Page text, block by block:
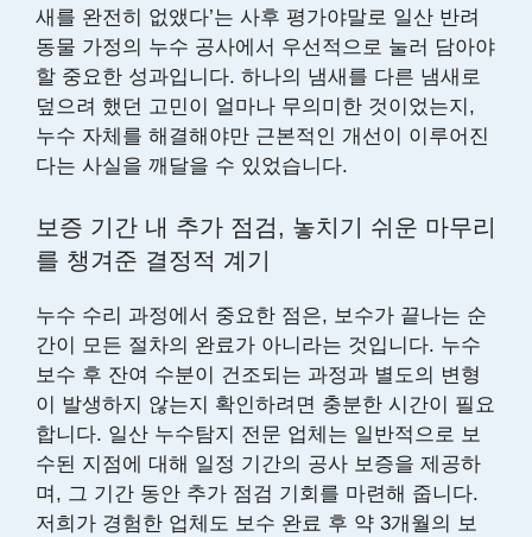
새를 완전히 없앴다’는 사후 평가야말로 일산 반려
동물 가정의 누수 공사에서 우선적으로 눌러 담아야
할 중요한 성과입니다. 하나의 냄새를 다른 냄새로
덮으려 했던 고민이 얼마나 무의미한 것이었는지,
누수 자체를 해결해야만 근본적인 개선이 이루어진
다는 사실을 깨달을 수 있었습니다.
보증 기간 내 추가 점검, 놓치기 쉬운 마무리
를 챙겨준 결정적 계기
누수 수리 과정에서 중요한 점은, 보수가 끝나는 순
간이 모든 절차의 완료가 아니라는 것입니다. 누수
보수 후 잔여 수분이 건조되는 과정과 별도의 변형
이 발생하지 않는지 확인하려면 충분한 시간이 필요
합니다. 일산 누수탐지 전문 업체는 일반적으로 보
수된 지점에 대해 일정 기간의 공사 보증을 제공하
며, 그 기간 동안 추가 점검 기회를 마련해 줍니다.
저희가 경험한 업체도 보수 완료 후 약 3개월의 보